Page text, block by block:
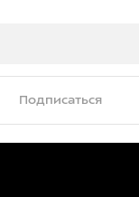
Подписаться